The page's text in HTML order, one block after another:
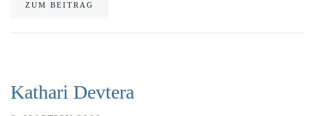
ZUM BEITRAG
Kathari Devtera